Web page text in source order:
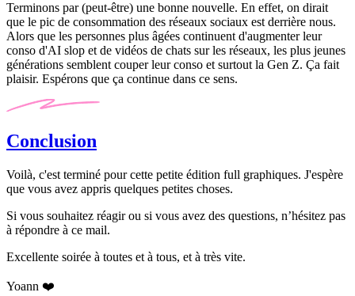
Terminons par (peut-être) une bonne nouvelle. En effet, on dirait
que le pic de consommation des réseaux sociaux est derrière nous.
Alors que les personnes plus âgées continuent d'augmenter leur
conso d'AI slop et de vidéos de chats sur les réseaux, les plus jeunes
générations semblent couper leur conso et surtout la Gen Z. Ça fait
plaisir. Espérons que ça continue dans ce sens.
Conclusion
Voilà, c'est terminé pour cette petite édition full graphiques. J'espère
que vous avez appris quelques petites choses.
Si vous souhaitez réagir ou si vous avez des questions, n’hésitez pas
à répondre à ce mail.
Excellente soirée à toutes et à tous, et à très vite.
Yoann ❤️